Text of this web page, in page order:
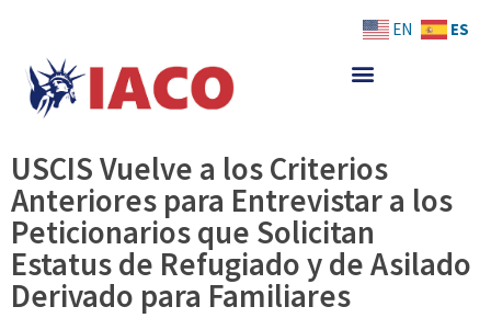
content
USCIS Vuelve a los Criterios
Anteriores para Entrevistar a los
Peticionarios que Solicitan
Estatus de Refugiado y de Asilado
Derivado para Familiares
EN ES